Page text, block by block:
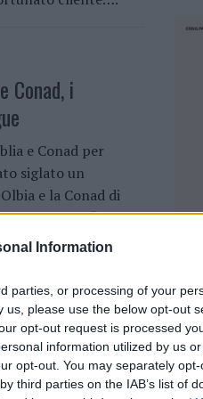
Information
parties, or processing of your
please use the below opt-out
opt-out request is processed
information utilized by us
opt-out. You may separately
third parties on the IAB’s list of
Conad, i
e Conad per
siglato un
e la Conad di
Franco Fois“….
punto
a Olbia. Il prossimo
un negozio TuDay